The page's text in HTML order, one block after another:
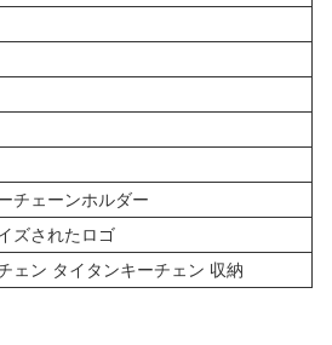
チェーンホルダー
ズされたロゴ
ェン タイタンキーチェン 収納